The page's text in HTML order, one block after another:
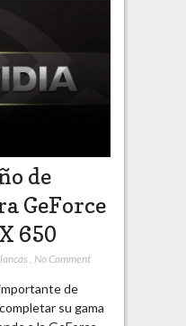
de
GeForce
650
No Comment
de
su gama